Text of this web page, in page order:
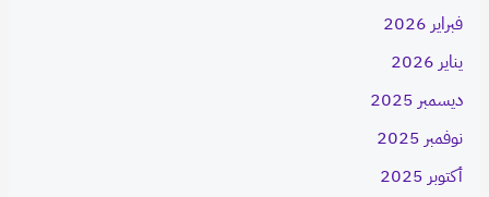
فبراير 2026
يناير 2026
ديسمبر 2025
نوفمبر 2025
أكتوبر 2025